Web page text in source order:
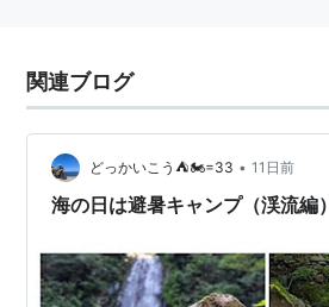
関連ブログ
どっかいこう⛺🏍=33 • 11日前
海の日は避暑キャンプ（渓流編）